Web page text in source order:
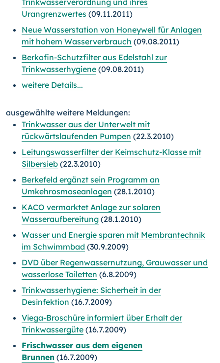
Trinkwasserverordnung und ihres
Urangrenzwertes (09.11.2011)
Neue Wasserstation von Honeywell für Anlagen
mit hohem Wasserverbrauch (09.08.2011)
Berkofin-Schutzfilter aus Edelstahl zur
Trinkwasserhygiene (09.08.2011)
weitere Details...
ausgewählte weitere Meldungen:
Trinkwasser aus der Unterwelt mit
rückwärtslaufenden Pumpen (22.3.2010)
Leitungswasserfilter der Keimschutz-Klasse mit
Silbersieb (22.3.2010)
Berkefeld ergänzt sein Programm an
Umkehrosmoseanlagen (28.1.2010)
KACO vermarktet Anlage zur solaren
Wasseraufbereitung (28.1.2010)
Wasser und Energie sparen mit Membrantechnik
im Schwimmbad (30.9.2009)
DVD über Regenwassernutzung, Grauwasser und
wasserlose Toiletten (6.8.2009)
Trinkwasserhygiene: Sicherheit in der
Desinfektion (16.7.2009)
Viega-Broschüre informiert über Erhalt der
Trinkwassergüte (16.7.2009)
Frischwasser aus dem eigenen
Brunnen (16.7.2009)